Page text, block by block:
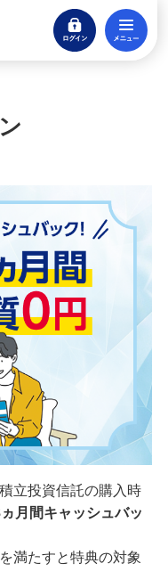
ログイン
閉じる
立投資信託の購入時
月間キャッシュバッ
満たすと特典の対象